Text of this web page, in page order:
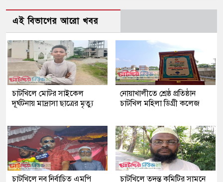
এই বিভাগের আরো খবর
চাটখিলে মোটর সাইকেল
দূর্ঘটনায় মাদ্রাসা ছাত্রের মৃত্যু
নোয়াখালীতে শ্রেষ্ঠ প্রতিষ্ঠান
চাটখিল মহিলা ডিগ্রী কলেজ
চাটখিলে নব নির্বাচিত এমপি চাটখিলে তদন্ত কমিটির সামনে